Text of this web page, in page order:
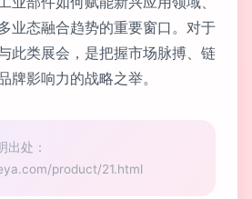
业态融合趋势的重要窗口。对于
此类展会，是把握市场脉搏、链
牌影响力的战略之举。
出处：
product/21.html